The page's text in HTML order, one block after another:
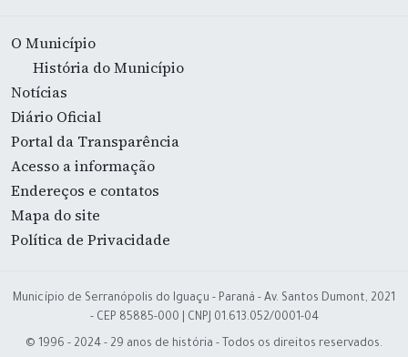
O Município
História do Município
Notícias
Diário Oficial
Portal da Transparência
Acesso a informação
Endereços e contatos
Mapa do site
Política de Privacidade
Município de Serranópolis do Iguaçu - Paraná - Av. Santos Dumont, 2021
- CEP 85885-000 | CNPJ 01.613.052/0001-04
© 1996 - 2024 - 29 anos de história - Todos os direitos reservados.